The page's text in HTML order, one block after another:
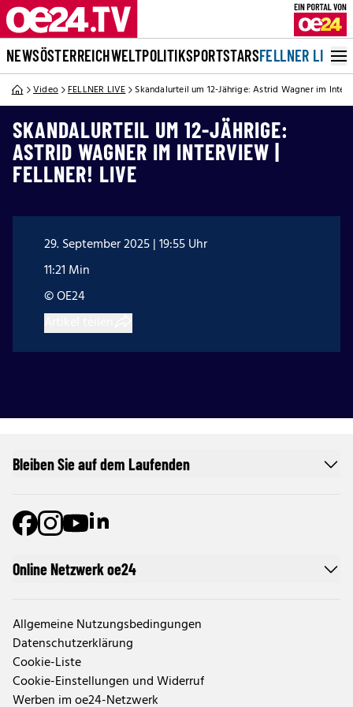
NEWSÖSTERREICHWELTPOLITIKSPORTSTARSFELLNER LIVE
Video FELLNER LIVE Skandalurteil um 12-Jährige: Astrid Wagner im
SKANDALURTEIL UM 12-JÄHRIGE:
ASTRID WAGNER IM INTERVIEW |
FELLNER! LIVE
29. September 2025 | 19:55 Uhr
11:21 Min
© OE24
Online Netzwerk oe24
Allgemeine Nutzungsbedingungen
Datenschutzerklärung
Cookie-Liste
Cookie-Einstellungen und Widerruf
Werben im oe24-Netzwerk
Bleiben Sie auf dem Laufenden